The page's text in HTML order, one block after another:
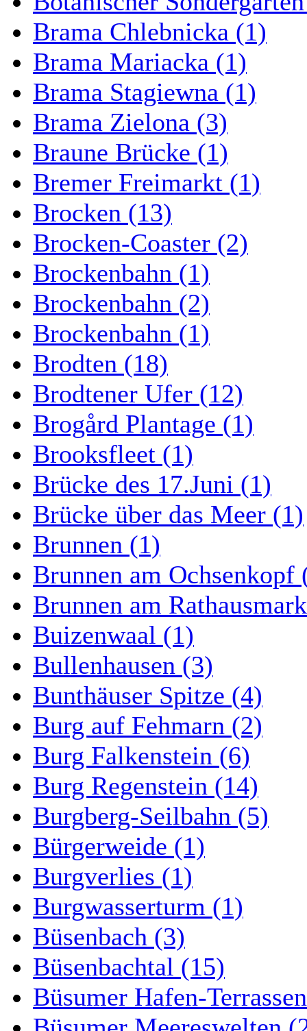
Brama Chlebnicka (1)
Brama Mariacka (1)
Brama Stagiewna (1)
Brama Zielona (3)
Braune Brücke (1)
Bremer Freimarkt (1)
Brocken (13)
Brocken-Coaster (2)
Brockenbahn (1)
Brockenbahn (2)
Brockenbahn (1)
Brodten (18)
Brodtener Ufer (12)
Brogård Plantage (1)
Brooksfleet (1)
Brücke des 17.Juni (1)
Brücke über das Meer (1)
Brunnen (1)
Brunnen am Ochsenkopf
Brunnen am
Buizenwaal (1)
Bullenhausen (3)
Bunthäuser Spitze (4)
Burg auf Fehmarn (2)
Burg Falkenstein (6)
Burg Regenstein (14)
Burgberg-Seilbahn (5)
Bürgerweide (1)
Burgverlies (1)
Burgwasserturm (1)
Büsenbach (3)
Büsenbachtal (15)
Büsumer Hafen-